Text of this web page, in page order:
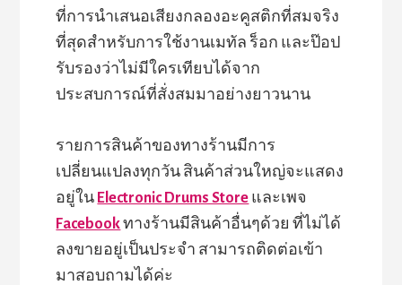
ที่การนำเสนอเสียงกลองอะคูสติกที่สมจริง
ที่สุดสำหรับการใช้งานเมทัล ร็อก และป๊อป
รับรองว่าไม่มีใครเทียบได้จาก
ประสบการณ์ที่สั่งสมมาอย่างยาวนาน
รายการสินค้าของทางร้านมีการ
เปลี่ยนแปลงทุกวัน สินค้าส่วนใหญ่จะแสดง
อยู่ใน Electronic Drums Store และเพจ
Facebookทางร้านมีสินค้าอื่นๆด้วย ที่ไม่ได้
ลงขายอยู่เป็นประจำ สามารถติดต่อเข้า
มาสอบถามได้ค่ะ